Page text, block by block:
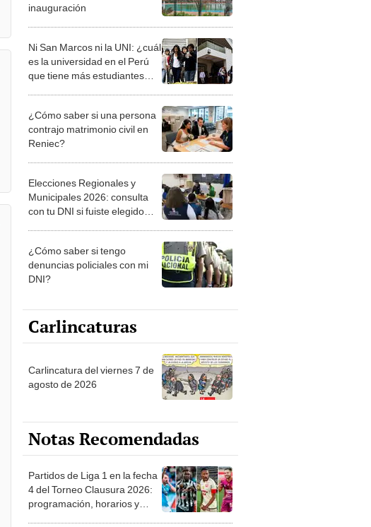
inauguración
Ni San Marcos ni la UNI: ¿cuál
es la universidad en el Perú
que tiene más estudiantes
¿Cómo saber si una persona
contrajo matrimonio civil en
Reniec?
Elecciones Regionales y
Municipales 2026: consulta
con tu DNI si fuiste elegido
la ONPE
¿Cómo saber si tengo
denuncias policiales con mi
DNI?
Carlincaturas
Carlincatura del viernes 7 de
agosto de 2026
Notas Recomendadas
Partidos de Liga 1 en la fecha
4 del Torneo Clausura 2026:
programación, horarios y